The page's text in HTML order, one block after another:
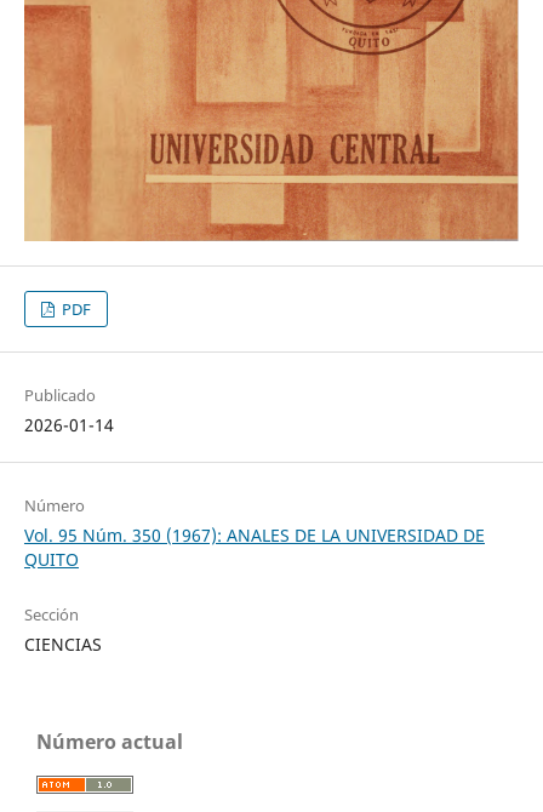
PDF
Publicado
2026-01-14
Número
Vol. 95 Núm. 350 (1967): ANALES DE LA UNIVERSIDAD DE
QUITO
Sección
CIENCIAS
Número actual